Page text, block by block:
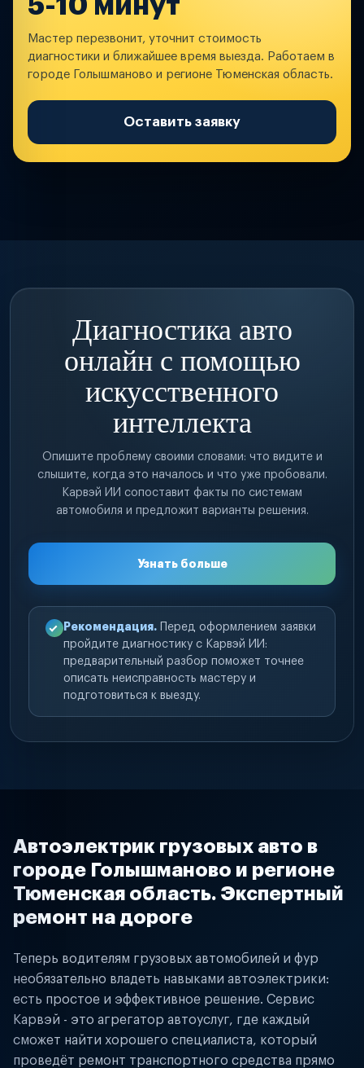
5-10 минут
Мастер перезвонит, уточнит стоимость
диагностики и ближайшее время выезда. Работаем в
городе Голышманово и регионе Тюменская область.
Оставить заявку
Диагностика авто
онлайн с помощью
искусственного
интеллекта
Опишите проблему своими словами: что видите и
слышите, когда это началось и что уже пробовали.
Карвэй ИИ сопоставит факты по системам
автомобиля и предложит варианты решения.
Узнать больше
Рекомендация. Перед оформлением заявки
пройдите диагностику с Карвэй ИИ:
предварительный разбор поможет точнее
описать неисправность мастеру и
подготовиться к выезду.
Автоэлектрик грузовых авто в
городе Голышманово и регионе
Тюменская область. Экспертный
ремонт на дороге
Теперь водителям грузовых автомобилей и фур
необязательно владеть навыками автоэлектрики:
есть простое и эффективное решение. Сервис
Карвэй - это агрегатор автоуслуг, где каждый
сможет найти хорошего специалиста, который
проведёт ремонт транспортного средства прямо